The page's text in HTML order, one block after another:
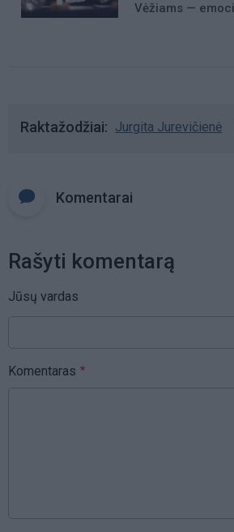
Vėžiams —
Raktažodžiai Jurgita Jurevičienė
Komentarai
Rašyti komentarą
Jūsų vardas
Komentaras